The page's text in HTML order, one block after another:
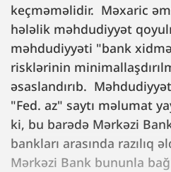
keçməməlidir. Məxaric
hələlik məhdudiyyət
məhdudiyyəti "bank
risklərinin
əsaslandırıb.
"Fed. az" saytı məlumat
ki, bu barədə Mərkəzi
bankları arasında razılıq
Mərkəzi Bank bununla